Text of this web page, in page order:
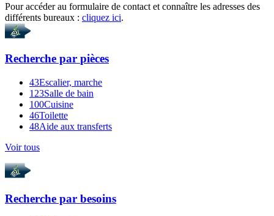
Pour accéder au formulaire de contact et connaître les adresses des
différents bureaux : cliquez ici.
Recherche par pièces
43Escalier, marche
123Salle de bain
100Cuisine
46Toilette
48Aide aux transferts
Voir tous
Recherche par besoins